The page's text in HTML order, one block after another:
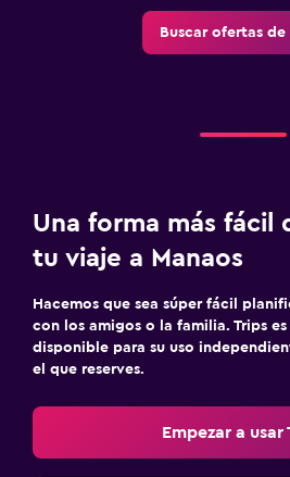
Buscar ofertas de
Una forma más fácil
tu viaje a Manaos
Hacemos que sea súper fácil
con los amigos o la familia. Trips
disponible para su uso
el que reserves.
Empezar a usar